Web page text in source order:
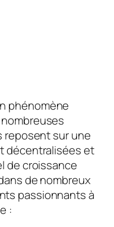
phénomène
reposent sur une
décentralisées et
de croissance
de nombreux
passionnants à
: